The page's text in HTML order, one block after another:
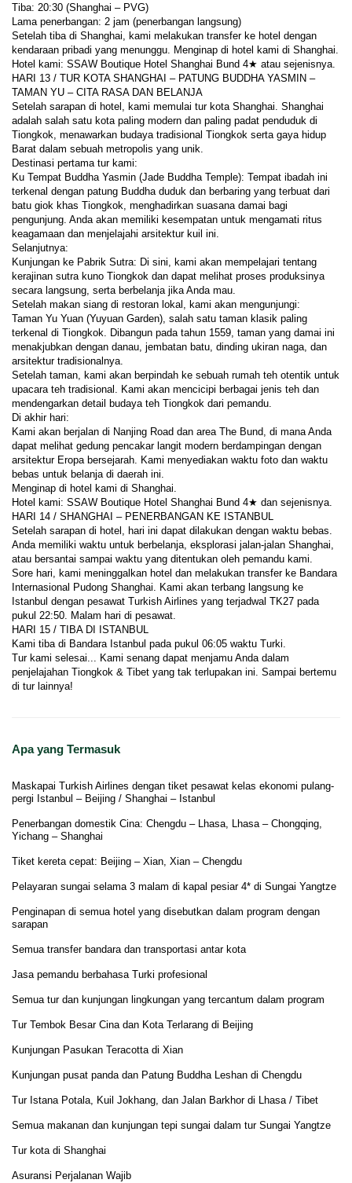
Tiba: 20:30 (Shanghai – PVG)
Lama penerbangan: 2 jam (penerbangan langsung)
Setelah tiba di Shanghai, kami melakukan transfer ke hotel dengan
kendaraan pribadi yang menunggu. Menginap di hotel kami di Shanghai.
Hotel kami: SSAW Boutique Hotel Shanghai Bund 4★ atau sejenisnya.
HARI 13 / TUR KOTA SHANGHAI – PATUNG BUDDHA YASMIN –
TAMAN YU – CITA RASA DAN BELANJA
Setelah sarapan di hotel, kami memulai tur kota Shanghai. Shanghai
adalah salah satu kota paling modern dan paling padat penduduk di
Tiongkok, menawarkan budaya tradisional Tiongkok serta gaya hidup
Barat dalam sebuah metropolis yang unik.
Destinasi pertama tur kami:
Ku Tempat Buddha Yasmin (Jade Buddha Temple): Tempat ibadah ini
terkenal dengan patung Buddha duduk dan berbaring yang terbuat dari
batu giok khas Tiongkok, menghadirkan suasana damai bagi
pengunjung. Anda akan memiliki kesempatan untuk mengamati ritus
keagamaan dan menjelajahi arsitektur kuil ini.
Selanjutnya:
Kunjungan ke Pabrik Sutra: Di sini, kami akan mempelajari tentang
kerajinan sutra kuno Tiongkok dan dapat melihat proses produksinya
secara langsung, serta berbelanja jika Anda mau.
Setelah makan siang di restoran lokal, kami akan mengunjungi:
Taman Yu Yuan (Yuyuan Garden), salah satu taman klasik paling
terkenal di Tiongkok. Dibangun pada tahun 1559, taman yang damai ini
menakjubkan dengan danau, jembatan batu, dinding ukiran naga, dan
arsitektur tradisionalnya.
Setelah taman, kami akan berpindah ke sebuah rumah teh otentik untuk
upacara teh tradisional. Kami akan mencicipi berbagai jenis teh dan
mendengarkan detail budaya teh Tiongkok dari pemandu.
Di akhir hari:
Kami akan berjalan di Nanjing Road dan area The Bund, di mana Anda
dapat melihat gedung pencakar langit modern berdampingan dengan
arsitektur Eropa bersejarah. Kami menyediakan waktu foto dan waktu
bebas untuk belanja di daerah ini.
Menginap di hotel kami di Shanghai.
Hotel kami: SSAW Boutique Hotel Shanghai Bund 4★ dan sejenisnya.
HARI 14 / SHANGHAI – PENERBANGAN KE ISTANBUL
Setelah sarapan di hotel, hari ini dapat dilakukan dengan waktu bebas.
Anda memiliki waktu untuk berbelanja, eksplorasi jalan-jalan Shanghai,
atau bersantai sampai waktu yang ditentukan oleh pemandu kami.
Sore hari, kami meninggalkan hotel dan melakukan transfer ke Bandara
Internasional Pudong Shanghai. Kami akan terbang langsung ke
Istanbul dengan pesawat Turkish Airlines yang terjadwal TK27 pada
pukul 22:50. Malam hari di pesawat.
HARI 15 / TIBA DI ISTANBUL
Kami tiba di Bandara Istanbul pada pukul 06:05 waktu Turki.
Tur kami selesai... Kami senang dapat menjamu Anda dalam
penjelajahan Tiongkok & Tibet yang tak terlupakan ini. Sampai bertemu
di tur lainnya!
Apa yang Termasuk
Maskapai Turkish Airlines dengan tiket pesawat kelas ekonomi pulang-
pergi Istanbul – Beijing / Shanghai – Istanbul
Penerbangan domestik Cina: Chengdu – Lhasa, Lhasa – Chongqing,
Yichang – Shanghai
Tiket kereta cepat: Beijing – Xian, Xian – Chengdu
Pelayaran sungai selama 3 malam di kapal pesiar 4* di Sungai Yangtze
Penginapan di semua hotel yang disebutkan dalam program dengan
sarapan
Semua transfer bandara dan transportasi antar kota
Jasa pemandu berbahasa Turki profesional
Semua tur dan kunjungan lingkungan yang tercantum dalam program
Tur Tembok Besar Cina dan Kota Terlarang di Beijing
Kunjungan Pasukan Teracotta di Xian
Kunjungan pusat panda dan Patung Buddha Leshan di Chengdu
Tur Istana Potala, Kuil Jokhang, dan Jalan Barkhor di Lhasa / Tibet
Semua makanan dan kunjungan tepi sungai dalam tur Sungai Yangtze
Tur kota di Shanghai
Asuransi Perjalanan Wajib